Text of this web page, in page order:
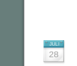
JULI
28